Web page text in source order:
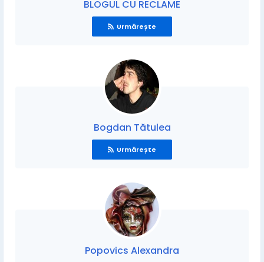
BLOGUL CU RECLAME
Urmărește
Bogdan Tătulea
Urmărește
Popovics Alexandra